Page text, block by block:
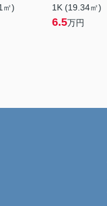
㎡)
1K (19.34㎡)
6.5万円